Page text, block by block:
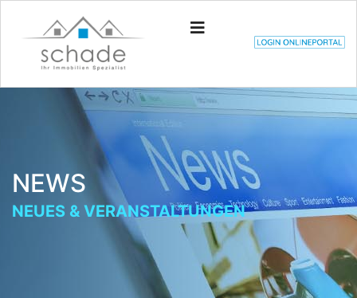
NEWS
NEUES & VERANSTALTUNGEN